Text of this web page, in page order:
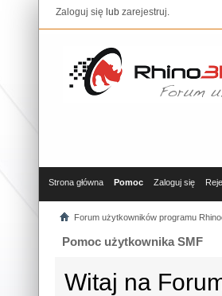
Zaloguj się lub zarejestruj.
Strona główna Pomoc Zaloguj się
Forum użytkowników programu
Pomoc użytkownika SMF
Witaj na